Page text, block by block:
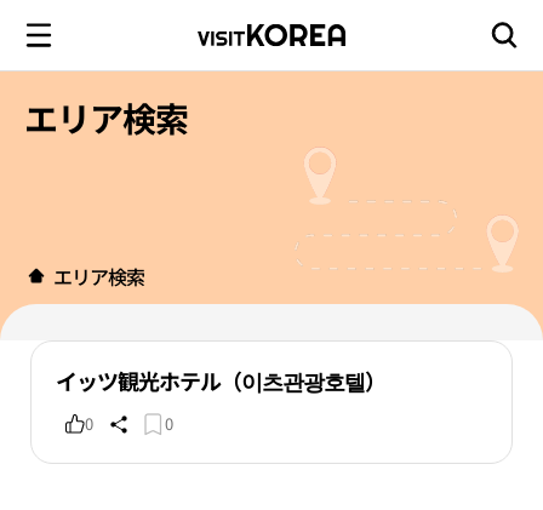
エリア検索
エリア検索
イッツ観光ホテル（이츠관광호텔）
0 0